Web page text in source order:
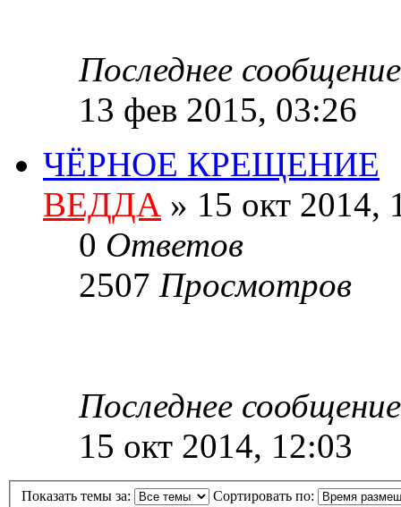
Последнее сообщение
13 фев 2015, 03:26
ЧЁРНОЕ КРЕЩЕНИЕ
ВЕДДА » 15 окт 2014,
0 Ответов
2507 Просмотров
Последнее сообщение
15 окт 2014, 12:03
Показать темы за: Сортировать по: